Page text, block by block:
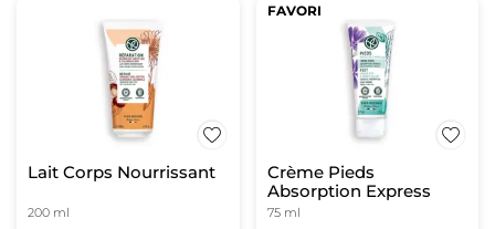
Lait Corps Nourrissant
200 ml
FAVORI
Crème Pieds
Absorption Express
75 ml